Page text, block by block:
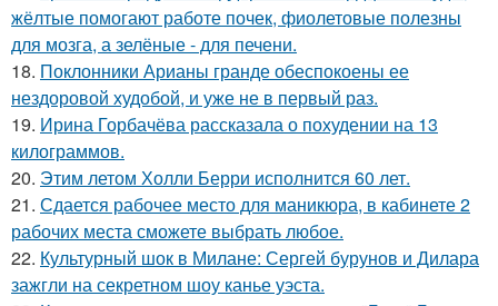
жёлтые помогают работе почек, фиолетовые полезны
для мозга, а зелёные - для печени.
18. Поклонники Арианы гранде обеспокоены ее
нездоровой худобой, и уже не в первый раз.
19. Ирина Горбачёва рассказала о похудении на 13
килограммов.
20. Этим летом Холли Берри исполнится 60 лет.
21. Сдается рабочее место для маникюра, в кабинете 2
рабочих места сможете выбрать любое.
22. Культурный шок в Милане: Сергей бурунов и Дилара
зажгли на секретном шоу канье уэста.